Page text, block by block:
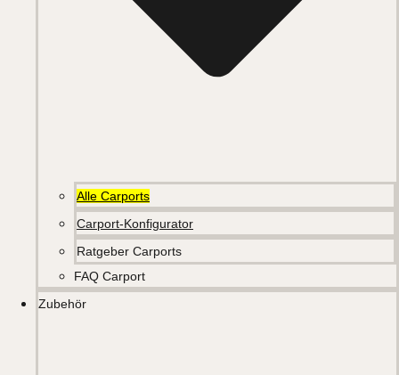
Alle Carports
Carport-Konfigurator
Ratgeber Carports
FAQ Carport
Zubehör